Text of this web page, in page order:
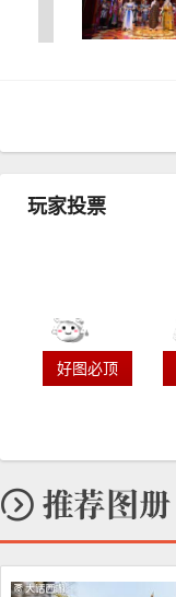
玩家投票
好图必顶